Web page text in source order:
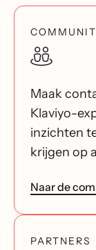
Maak
Klaviyo-
inzichten
krijgen op
Naar de
PARTNERS